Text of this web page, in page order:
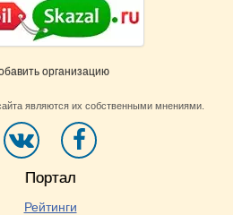
организацию
являются их собственными мнениями.
Портал
Рейтинги